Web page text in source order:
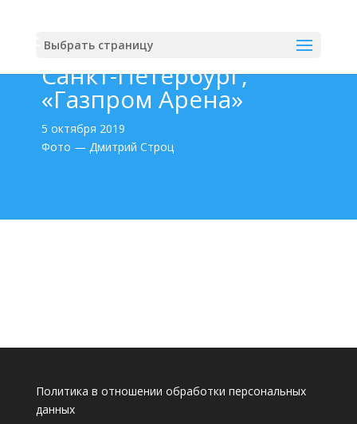
Выбрать страницу
Санкт-Петербург,
«Газпром Арена»
5 октября 2019
Фото — Дмитрий Строц
Политика в отношении обработки персональных
данных